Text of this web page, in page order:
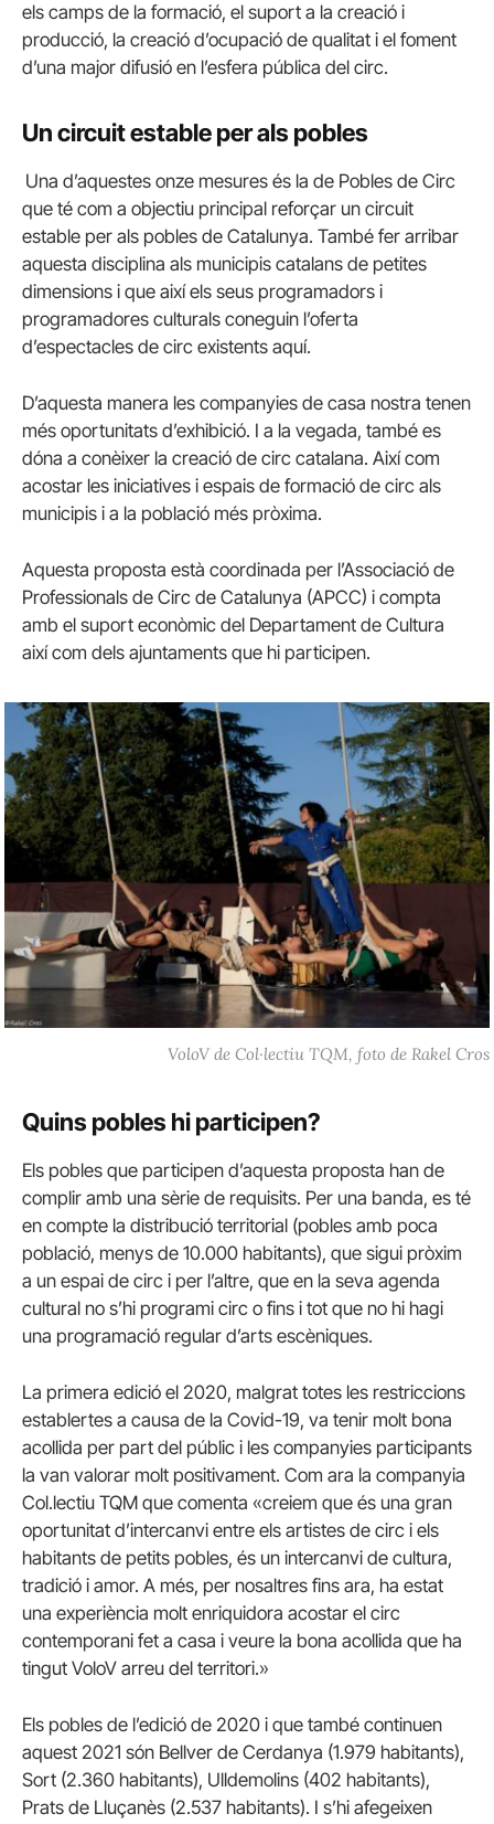
els camps de la formació, el suport a la creació i
producció, la creació d’ocupació de qualitat i el foment
d’una major difusió en l’esfera pública del circ.
Un circuit estable per als pobles
Una d’aquestes onze mesures és la de Pobles de Circ
que té com a objectiu principal reforçar un circuit
estable per als pobles de Catalunya. També fer arribar
aquesta disciplina als municipis catalans de petites
dimensions i que així els seus programadors i
programadores culturals coneguin l’oferta
d’espectacles de circ existents aquí.
D’aquesta manera les companyies de casa nostra tenen
més oportunitats d’exhibició. I a la vegada, també es
dóna a conèixer la creació de circ catalana. Així com
acostar les iniciatives i espais de formació de circ als
municipis i a la població més pròxima.
Aquesta proposta està coordinada per l’Associació de
Professionals de Circ de Catalunya (APCC) i compta
amb el suport econòmic del Departament de Cultura
així com dels ajuntaments que hi participen.
VoloV de Col·lectiu TQM, foto de Rakel Cros
Quins pobles hi participen?
Els pobles que participen d’aquesta proposta han de
complir amb una sèrie de requisits. Per una banda, es té
en compte la distribució territorial (pobles amb poca
població, menys de 10.000 habitants), que sigui pròxim
a un espai de circ i per l’altre, que en la seva agenda
cultural no s’hi programi circ o fins i tot que no hi hagi
una programació regular d’arts escèniques.
La primera edició el 2020, malgrat totes les restriccions
establertes a causa de la Covid-19, va tenir molt bona
acollida per part del públic i les companyies participants
la van valorar molt positivament. Com ara la companyia
Col.lectiu TQM que comenta «creiem que és una gran
oportunitat d’intercanvi entre els artistes de circ i els
habitants de petits pobles, és un intercanvi de cultura,
tradició i amor. A més, per nosaltres fins ara, ha estat
una experiència molt enriquidora acostar el circ
contemporani fet a casa i veure la bona acollida que ha
tingut VoloV arreu del territori.»
Els pobles de l’edició de 2020 i que també continuen
aquest 2021 són Bellver de Cerdanya (1.979 habitants),
Sort (2.360 habitants), Ulldemolins (402 habitants),
Prats de Lluçanès (2.537 habitants). I s’hi afegeixen